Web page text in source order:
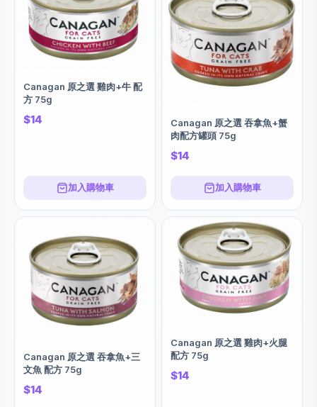
Canagan 原之選 雞肉+牛 配
方 75g
$14
加入購物車
Canagan 原之選 吞拿魚+蟹
肉配方罐頭 75g
$14
加入購物車
Canagan 原之選 吞拿魚+三
文魚 配方 75g
$14
Canagan 原之選 雞肉+火腿
配方 75g
$14